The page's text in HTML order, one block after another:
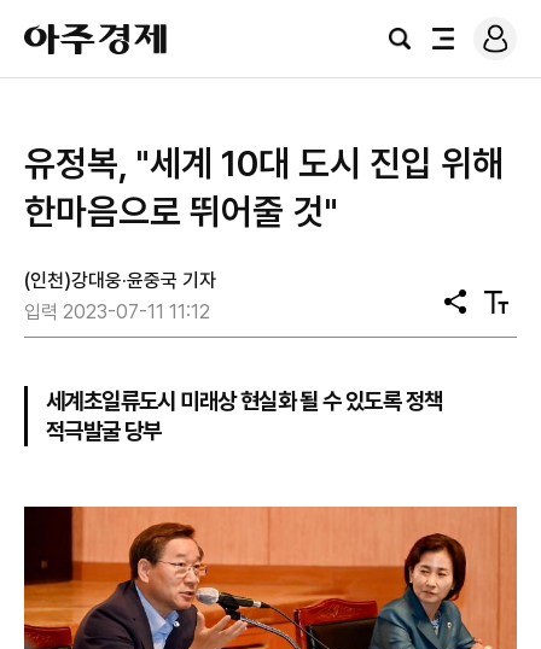
아
주
경
검
전
로
그
유정복, "세계 10대 도시 진입 위해
한마음으로 뛰어줄 것"
(인천)강대웅·윤중국 기자
입력 2023-07-11 11:12
공
유
텍
스
세계초일류도시 미래상 현실화 될 수 있도록 정책
적극발굴 당부